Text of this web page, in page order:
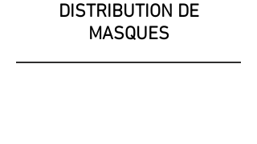
DISTRIBUTION DE
MASQUES